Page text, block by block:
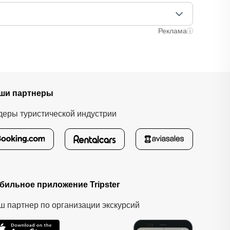
ваше место. После этого вам станут доступны
оплата полностью происходит на сайте.
Реклама
партнеры
туристической индустрии
приложение Tripster
партнер по организации экскурсий